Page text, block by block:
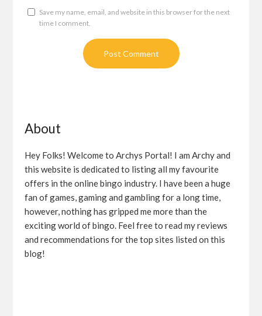
Save my name, email, and website in this browser for the next
time I comment.
About
Hey Folks! Welcome to Archys Portal! I am Archy and
this website is dedicated to listing all my favourite
offers in the online bingo industry. I have been a huge
fan of games, gaming and gambling for a long time,
however, nothing has gripped me more than the
exciting world of bingo. Feel free to read my reviews
and recommendations for the top sites listed on this
blog!